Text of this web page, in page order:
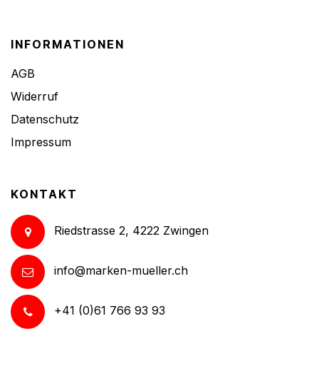
INFORMATIONEN
AGB
Widerruf
Datenschutz
Impressum
KONTAKT
Riedstrasse 2, 4222 Zwingen
info@marken-mueller.ch
+41 (0)61 766 93 93